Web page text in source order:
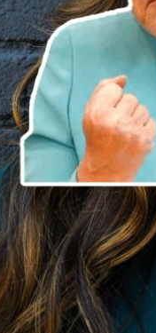
La crise sanitaire a
quotidien de tout
cette difficulté, les
comme les